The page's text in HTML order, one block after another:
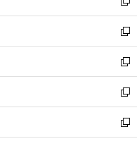
開
く
ウ
で
開
く
ン
ド
ウ
で
開
く
い
ウ
ィ
ン
ド
ウ
で
開
く
新
し
い
ウ
ィ
ン
ド
ウ
で
開
新
し
い
ウ
ィ
ン
ド
ウ
新
し
い
ウ
ィ
ン
新
し
い
ウ
新
し